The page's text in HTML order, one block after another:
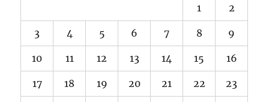
1 2
3 4 5 6 7 8 9
10 11 12 13 14 15 16
17 18 19 20 21 22 23